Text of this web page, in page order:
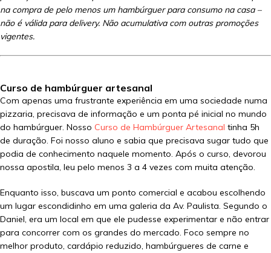
na compra de pelo menos um hambúrguer para consumo na casa –
não é válida para delivery. Não acumulativa com outras promoções
vigentes.
Curso de hambúrguer artesanal
Com apenas uma frustrante experiência em uma sociedade numa
pizzaria, precisava de informação e um ponta pé inicial no mundo
do hambúrguer. Nosso Curso de Hambúrguer Artesanal tinha 5h
de duração. Foi nosso aluno e sabia que precisava sugar tudo que
podia de conhecimento naquele momento. Após o curso, devorou
nossa apostila, leu pelo menos 3 a 4 vezes com muita atenção.
Enquanto isso, buscava um ponto comercial e acabou escolhendo
um lugar escondidinho em uma galeria da Av. Paulista. Segundo o
Daniel, era um local em que ele pudesse experimentar e não entrar
para concorrer com os grandes do mercado. Foco sempre no
melhor produto, cardápio reduzido, hambúrgueres de carne e